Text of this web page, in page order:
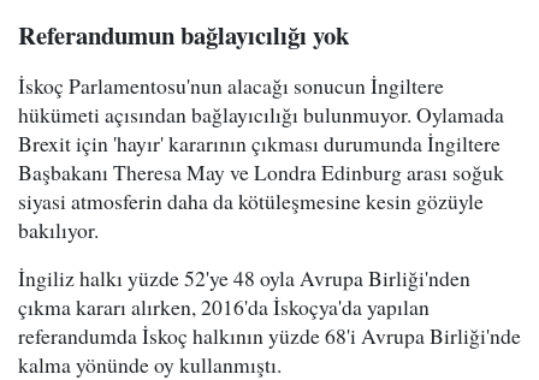
Referandumun bağlayıcılığı yok
İskoç Parlamentosu'nun alacağı sonucun İngiltere
hükümeti açısından bağlayıcılığı bulunmuyor. Oylamada
Brexit için 'hayır' kararının çıkması durumunda İngiltere
Başbakanı Theresa May ve Londra Edinburg arası soğuk
siyasi atmosferin daha da kötüleşmesine kesin gözüyle
bakılıyor.
İngiliz halkı yüzde 52'ye 48 oyla Avrupa Birliği'nden
çıkma kararı alırken, 2016'da İskoçya'da yapılan
referandumda İskoç halkının yüzde 68'i Avrupa Birliği'nde
kalma yönünde oy kullanmıştı.